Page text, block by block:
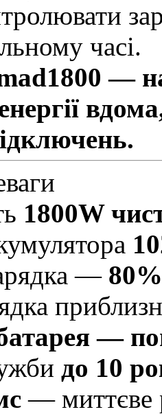
часі.
—
1800W
—
—
до 10
— миттєве